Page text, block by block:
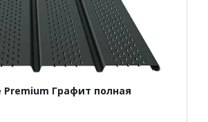
Premium Графит полная